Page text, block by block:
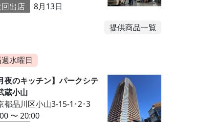
出店
8月13日
提供商品一覧
水曜日
夜のキッチン】パークシテ
蔵小山
都品川区小山3-15-1･2･3
〜 20:00